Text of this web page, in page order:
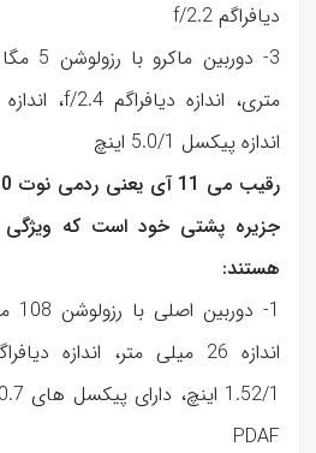
دیافراگم f/2.2
اندازه پیکسل 5.0/1 اینچ
جزیره پشتی خود است که ویژگی
هستند:
PDAF